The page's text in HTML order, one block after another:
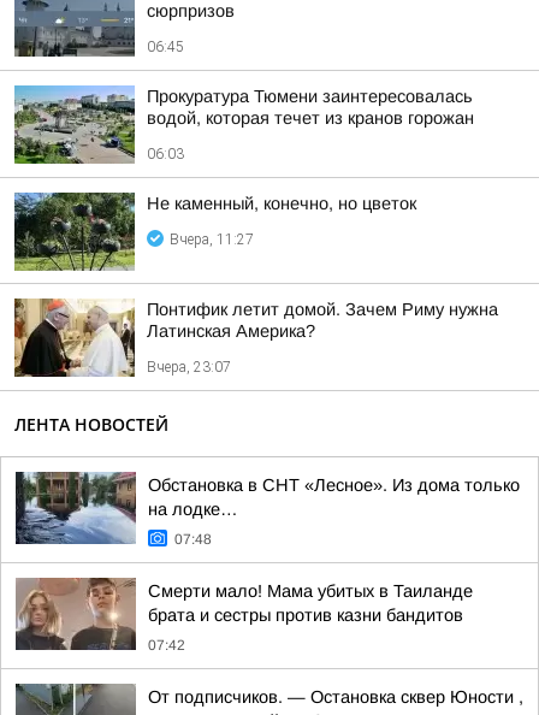
сюрпризов
06:45
Прокуратура Тюмени заинтересовалась
водой, которая течет из кранов горожан
06:03
Не каменный, конечно, но цветок
Вчера, 11:27
Понтифик летит домой. Зачем Риму нужна
Латинская Америка?
Вчера, 23:07
ЛЕНТА НОВОСТЕЙ
Обстановка в СНТ «Лесное». Из дома только
на лодке…
07:48
Смерти мало! Мама убитых в Таиланде
брата и сестры против казни бандитов
07:42
От подписчиков. — Остановка сквер Юности ,